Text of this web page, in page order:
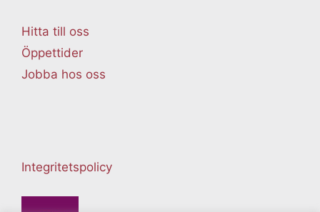
Hitta till oss
Öppettider
Jobba hos oss
Integritetspolicy